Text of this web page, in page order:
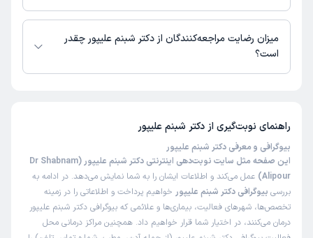
زمان نوبت‌دهی و پذیرش بیماران با هماهنگی مطب مشخص می‌شود.
میزان رضایت مراجعه‌کنندگان از دکتر شبنم علیپور چقدر
است؟
راهنمای نوبت‌گیری از دکتر شبنم علیپور
بیوگرافی و معرفی دکتر شبنم علیپور
این صفحه مثل سایت نوبت‌دهی اینترنتی دکتر شبنم علیپور (Dr Shabnam
Alipour) عمل می‌کند و اطلاعات ایشان را به شما نمایش می‌دهد. در ادامه به
بررسی بیوگرافی دکتر شبنم علیپور خواهیم پرداخت و اطلاعاتی را در زمینه
تخصص‌ها، شهرهای فعالیت، بیماری‌ها و علائمی که بیوگرافی دکتر شبنم علیپور
درمان می‌کنند، در اختیار شما قرار خواهیم داد. همچنین مراکز درمانی محل